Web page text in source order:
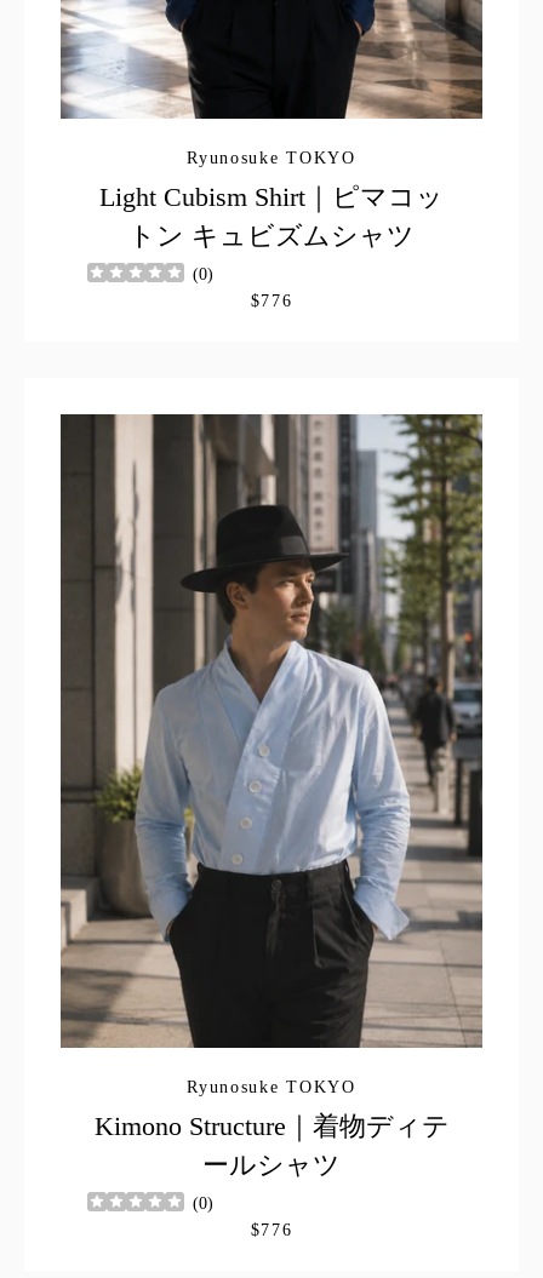
Ryunosuke TOKYO
Light Cubism Shirt｜ピマコッ
トン キュビズムシャツ
(0)
$776
Ryunosuke TOKYO
Kimono Structure｜着物ディテ
ールシャツ
(0)
$776